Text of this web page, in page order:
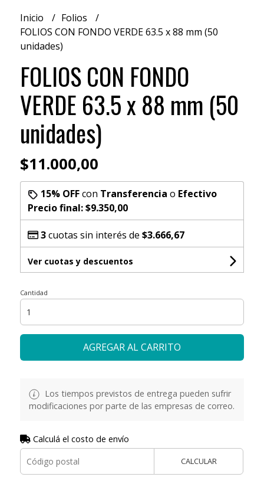
Inicio
Folios
FOLIOS CON FONDO VERDE 63.5 x 88 mm (50
unidades)
FOLIOS CON FONDO
VERDE 63.5 x 88 mm (50
unidades)
$11.000,00
15% OFFcon Transferencia o Efectivo
Precio final:$9.350,00
3cuotas sin interés de $3.666,67
Ver cuotas y descuentos
Cantidad
AGREGAR AL CARRITO
Los tiempos previstos de entrega pueden sufrir
modificaciones por parte de las empresas de correo.
Calculá el costo de envío
CALCULAR